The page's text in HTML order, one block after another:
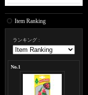
Item Ranking
ランキング :
No.1